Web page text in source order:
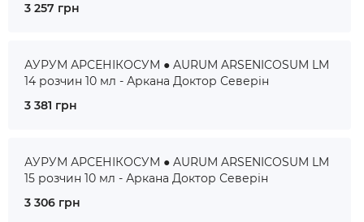
3 257 грн
АУРУМ АРСЕНІКОСУМ ● AURUM ARSENICOSUM LM
14 розчин 10 мл - Аркана Доктор Северін
3 381 грн
АУРУМ АРСЕНІКОСУМ ● AURUM ARSENICOSUM LM
15 розчин 10 мл - Аркана Доктор Северін
3 306 грн